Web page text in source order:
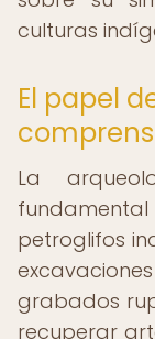
culturas
El papel
La
petroglifos
grabados
recuperar